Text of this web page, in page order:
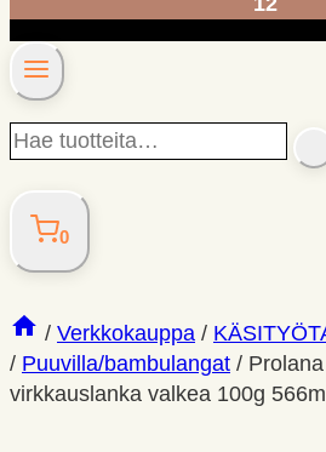
Hae
tuotteita…
0
/ Verkkokauppa /
/ Puuvilla/bambulangat /
virkkauslanka valkea 100g 566m